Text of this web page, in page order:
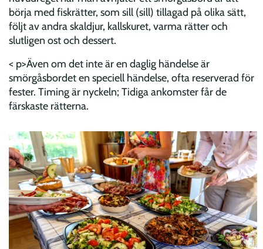
börja med fiskrätter, som sill (sill) tillagad på olika sätt,
följt av andra skaldjur, kallskuret, varma rätter och
slutligen ost och dessert.
< p>Även om det inte är en daglig händelse är
smörgåsbordet en speciell händelse, ofta reserverad för
fester. Timing är nyckeln; Tidiga ankomster får de
färskaste rätterna.